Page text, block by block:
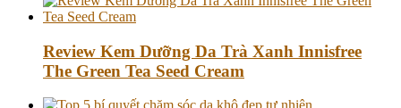
Review Kem Dưỡng Da Trà Xanh Innisfree
The Green Tea Seed Cream